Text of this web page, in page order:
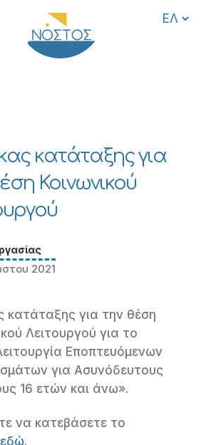
κατάταξης για
Κοινωνικού
2021
κατάταξης για την θέση
Λειτουργού για το
Εποπτευόμενων
για Ασυνόδευτους
16 ετών και άνω».
να κατεβάσετε το
εδώ.